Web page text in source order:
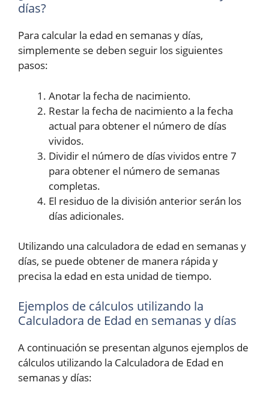
días?
Para calcular la edad en semanas y días,
simplemente se deben seguir los siguientes
pasos:
Anotar la fecha de nacimiento.
Restar la fecha de nacimiento a la fecha
actual para obtener el número de días
vividos.
Dividir el número de días vividos entre 7
para obtener el número de semanas
completas.
El residuo de la división anterior serán los
días adicionales.
Utilizando una calculadora de edad en semanas y
días, se puede obtener de manera rápida y
precisa la edad en esta unidad de tiempo.
Ejemplos de cálculos utilizando la
Calculadora de Edad en semanas y días
A continuación se presentan algunos ejemplos de
cálculos utilizando la Calculadora de Edad en
semanas y días: